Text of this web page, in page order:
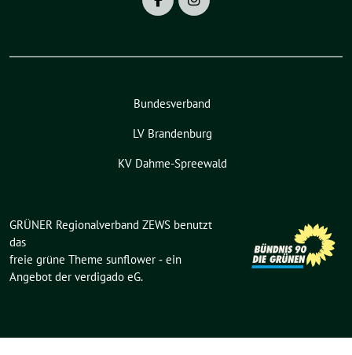
Bundesverband
LV Brandenburg
KV Dahme-Spreewald
GRÜNER Regionalverband ZEWS benutzt
das
freie grüne Theme sunflower ‐ ein
Angebot der verdigado eG.